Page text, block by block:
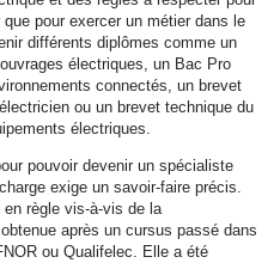
pour exercer un métier dans le
différents diplômes comme un
électriques, un Bac Pro
connectés, un brevet
ou un brevet technique du
électriques.
pouvoir devenir un spécialiste
exige un savoir-faire précis.
en règle vis-à-vis de la
après un cursus passé dans
ou Qualifelec. Elle a été